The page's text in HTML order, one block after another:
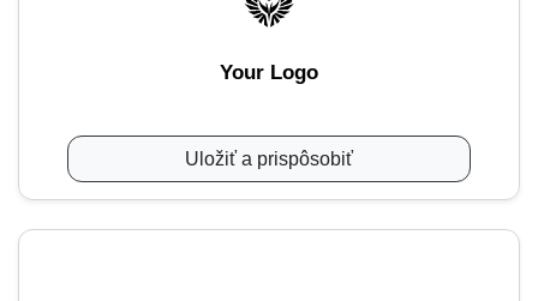
Your Logo
Uložiť a prispôsobiť